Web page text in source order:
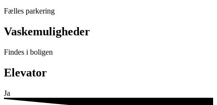
Fælles parkering
Vaskemuligheder
Findes i boligen
Elevator
Ja